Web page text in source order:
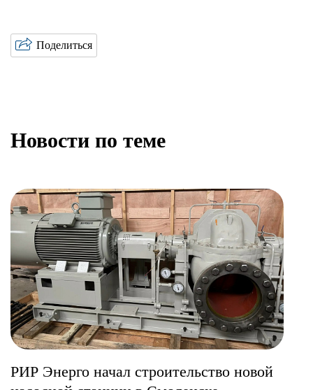
Поделиться
Новости по теме
РИР Энерго начал строительство новой